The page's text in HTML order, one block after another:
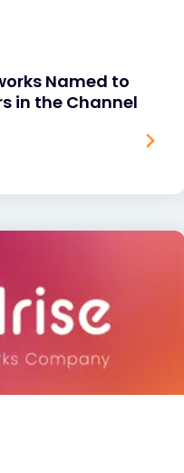
Named to
in the Channel